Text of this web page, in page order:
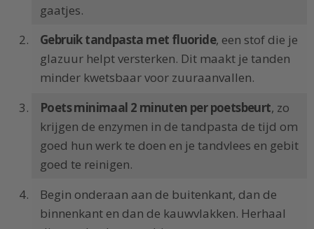
gaatjes.
Gebruik tandpasta met fluoride, een stof die je
glazuur helpt versterken. Dit maakt je tanden
minder kwetsbaar voor zuuraanvallen.
Poets minimaal 2 minuten per poetsbeurt, zo
krijgen de enzymen in de tandpasta de tijd om
goed hun werk te doen en je tandvlees en gebit
goed te reinigen.
Begin onderaan aan de buitenkant, dan de
binnenkant en dan de kauwvlakken. Herhaal